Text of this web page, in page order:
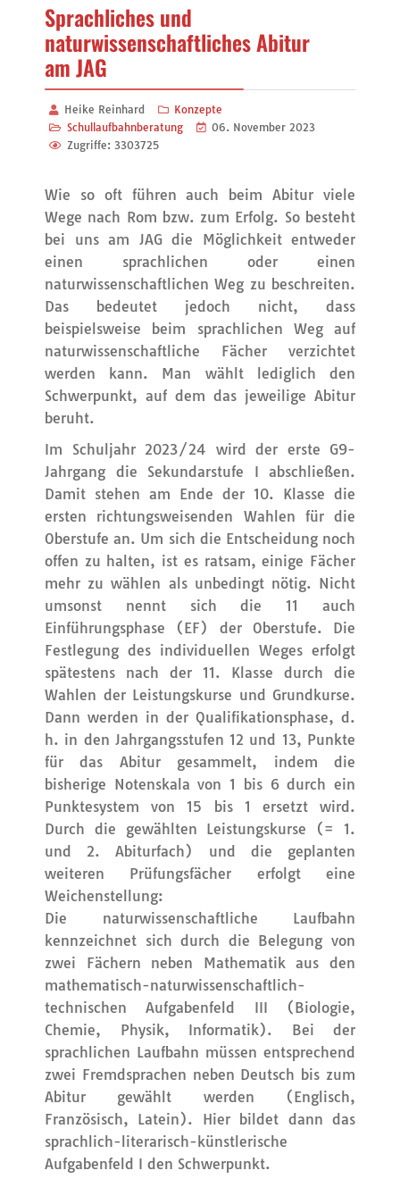
Sprachliches und
naturwissenschaftliches Abitur
am JAG
Heike Reinhard
Konzepte
Schullaufbahnberatung
06. November 2023
Zugriffe: 3303725
Wie so oft führen auch beim Abitur viele
Wege nach Rom bzw. zum Erfolg. So besteht
bei uns am JAG die Möglichkeit entweder
einen sprachlichen oder einen
naturwissenschaftlichen Weg zu beschreiten.
Das bedeutet jedoch nicht, dass
beispielsweise beim sprachlichen Weg auf
naturwissenschaftliche Fächer verzichtet
werden kann. Man wählt lediglich den
Schwerpunkt, auf dem das jeweilige Abitur
beruht.
Im Schuljahr 2023/24 wird der erste G9-
Jahrgang die Sekundarstufe I abschließen.
Damit stehen am Ende der 10. Klasse die
ersten richtungsweisenden Wahlen für die
Oberstufe an. Um sich die Entscheidung noch
offen zu halten, ist es ratsam, einige Fächer
mehr zu wählen als unbedingt nötig. Nicht
umsonst nennt sich die 11 auch
Einführungsphase (EF) der Oberstufe. Die
Festlegung des individuellen Weges erfolgt
spätestens nach der 11. Klasse durch die
Wahlen der Leistungskurse und Grundkurse.
Dann werden in der Qualifikationsphase, d.
h. in den Jahrgangsstufen 12 und 13, Punkte
für das Abitur gesammelt, indem die
bisherige Notenskala von 1 bis 6 durch ein
Punktesystem von 15 bis 1 ersetzt wird.
Durch die gewählten Leistungskurse (= 1.
und 2. Abiturfach) und die geplanten
weiteren Prüfungsfächer erfolgt eine
Weichenstellung:
Die naturwissenschaftliche Laufbahn
kennzeichnet sich durch die Belegung von
zwei Fächern neben Mathematik aus den
mathematisch-naturwissenschaftlich-
technischen Aufgabenfeld III (Biologie,
Chemie, Physik, Informatik). Bei der
sprachlichen Laufbahn müssen entsprechend
zwei Fremdsprachen neben Deutsch bis zum
Abitur gewählt werden (Englisch,
Französisch, Latein). Hier bildet dann das
sprachlich-literarisch-künstlerische
Aufgabenfeld I den Schwerpunkt.